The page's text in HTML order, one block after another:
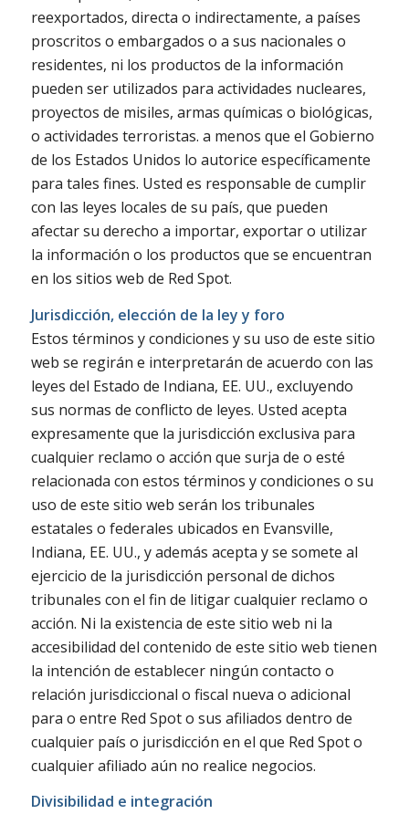
reexportados, directa o indirectamente, a países
proscritos o embargados o a sus nacionales o
residentes, ni los productos de la información
pueden ser utilizados para actividades nucleares,
proyectos de misiles, armas químicas o biológicas,
o actividades terroristas. a menos que el Gobierno
de los Estados Unidos lo autorice específicamente
para tales fines. Usted es responsable de cumplir
con las leyes locales de su país, que pueden
afectar su derecho a importar, exportar o utilizar
la información o los productos que se encuentran
en los sitios web de Red Spot.
Jurisdicción, elección de la ley y foro
Estos términos y condiciones y su uso de este sitio
web se regirán e interpretarán de acuerdo con las
leyes del Estado de Indiana, EE. UU., excluyendo
sus normas de conflicto de leyes. Usted acepta
expresamente que la jurisdicción exclusiva para
cualquier reclamo o acción que surja de o esté
relacionada con estos términos y condiciones o su
uso de este sitio web serán los tribunales
estatales o federales ubicados en Evansville,
Indiana, EE. UU., y además acepta y se somete al
ejercicio de la jurisdicción personal de dichos
tribunales con el fin de litigar cualquier reclamo o
acción. Ni la existencia de este sitio web ni la
accesibilidad del contenido de este sitio web tienen
la intención de establecer ningún contacto o
relación jurisdiccional o fiscal nueva o adicional
para o entre Red Spot o sus afiliados dentro de
cualquier país o jurisdicción en el que Red Spot o
cualquier afiliado aún no realice negocios.
Divisibilidad e integración